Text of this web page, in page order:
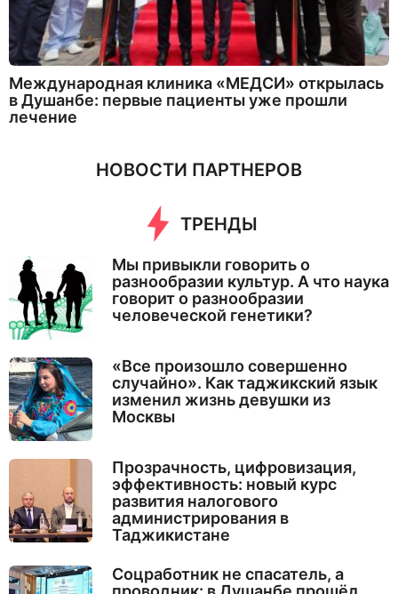
Международная клиника «МЕДСИ» открылась
в Душанбе: первые пациенты уже прошли
лечение
НОВОСТИ ПАРТНЕРОВ
ТРЕНДЫ
Мы привыкли говорить о
разнообразии культур. А что наука
говорит о разнообразии
человеческой генетики?
«Все произошло совершенно
случайно». Как таджикский язык
изменил жизнь девушки из
Москвы
Прозрачность, цифровизация,
эффективность: новый курс
развития налогового
администрирования в
Таджикистане
Соцработник не спасатель, а